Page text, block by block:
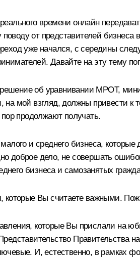
времени онлайн
от представителей бизнеса
уже начался, с середины
Давайте на эту тему
об уравнивании МРОТ,
мой взгляд, должны привести к
продолжают получать.
и среднего бизнеса,
дело, не совершать
бизнеса и самозанятых
которые Вы считаете важными.
которые Вы прислали на
И, естественно, в рамках